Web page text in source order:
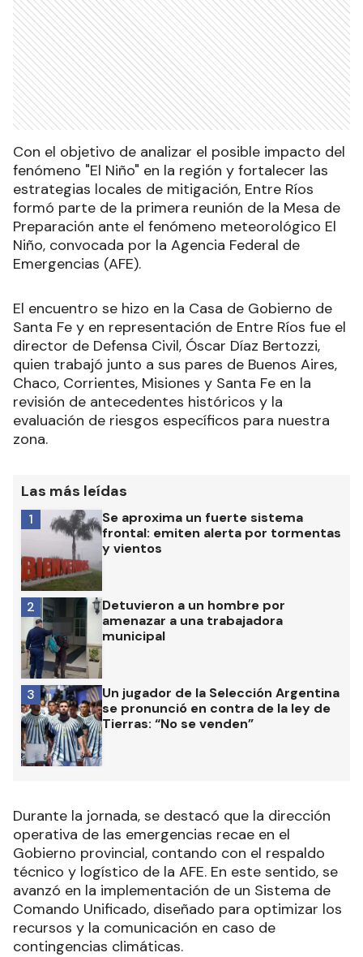
Con el objetivo de analizar el posible impacto del
fenómeno "El Niño" en la región y fortalecer las
estrategias locales de mitigación, Entre Ríos
formó parte de la primera reunión de la Mesa de
Preparación ante el fenómeno meteorológico El
Niño, convocada por la Agencia Federal de
Emergencias (AFE).
El encuentro se hizo en la Casa de Gobierno de
Santa Fe y en representación de Entre Ríos fue el
director de Defensa Civil, Óscar Díaz Bertozzi,
quien trabajó junto a sus pares de Buenos Aires,
Chaco, Corrientes, Misiones y Santa Fe en la
revisión de antecedentes históricos y la
evaluación de riesgos específicos para nuestra
zona.
Las más leídas
Se aproxima un fuerte sistema
frontal: emiten alerta por tormentas
y vientos
1
Detuvieron a un hombre por
amenazar a una trabajadora
municipal
2
Un jugador de la Selección Argentina
se pronunció en contra de la ley de
Tierras: “No se venden”
3
Durante la jornada, se destacó que la dirección
operativa de las emergencias recae en el
Gobierno provincial, contando con el respaldo
técnico y logístico de la AFE. En este sentido, se
avanzó en la implementación de un Sistema de
Comando Unificado, diseñado para optimizar los
recursos y la comunicación en caso de
contingencias climáticas.